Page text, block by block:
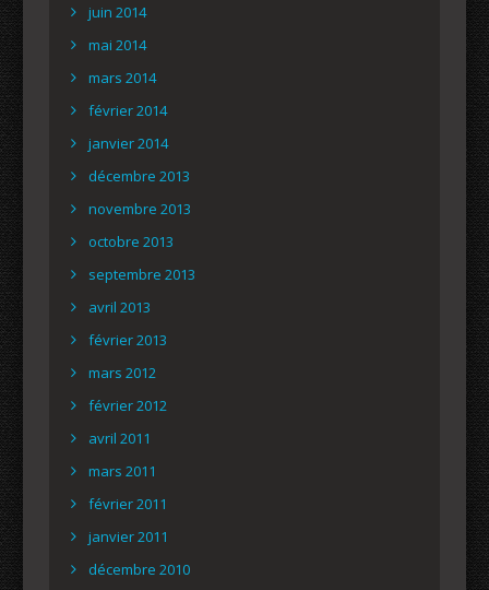
juin 2014
mai 2014
mars 2014
février 2014
janvier 2014
décembre 2013
novembre 2013
octobre 2013
septembre 2013
avril 2013
février 2013
mars 2012
février 2012
avril 2011
mars 2011
février 2011
janvier 2011
décembre 2010